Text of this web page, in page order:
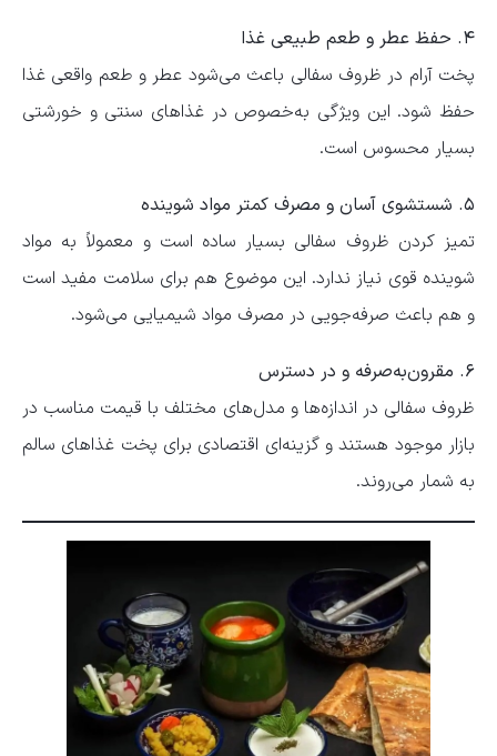
۴. حفظ عطر و طعم طبیعی غذا
پخت آرام در ظروف سفالی باعث می‌شود عطر و طعم واقعی غذا
حفظ شود. این ویژگی به‌خصوص در غذاهای سنتی و خورشتی
بسیار محسوس است.
۵. شستشوی آسان و مصرف کمتر مواد شوینده
تمیز کردن ظروف سفالی بسیار ساده است و معمولاً به مواد
شوینده قوی نیاز ندارد. این موضوع هم برای سلامت مفید است
و هم باعث صرفه‌جویی در مصرف مواد شیمیایی می‌شود.
۶. مقرون‌به‌صرفه و در دسترس
ظروف سفالی در اندازه‌ها و مدل‌های مختلف با قیمت مناسب در
بازار موجود هستند و گزینه‌ای اقتصادی برای پخت غذاهای سالم
به شمار می‌روند.